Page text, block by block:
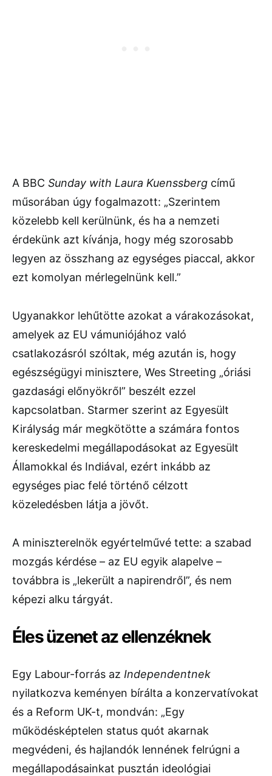
A BBC Sunday with Laura Kuenssberg című
műsorában úgy fogalmazott: „Szerintem
közelebb kell kerülnünk, és ha a nemzeti
érdekünk azt kívánja, hogy még szorosabb
legyen az összhang az egységes piaccal, akkor
ezt komolyan mérlegelnünk kell.”
Ugyanakkor lehűtötte azokat a várakozásokat,
amelyek az EU vámuniójához való
csatlakozásról szóltak, még azután is, hogy
egészségügyi minisztere, Wes Streeting „óriási
gazdasági előnyökről” beszélt ezzel
kapcsolatban. Starmer szerint az Egyesült
Királyság már megkötötte a számára fontos
kereskedelmi megállapodásokat az Egyesült
Államokkal és Indiával, ezért inkább az
egységes piac felé történő célzott
közeledésben látja a jövőt.
A miniszterelnök egyértelművé tette: a szabad
mozgás kérdése – az EU egyik alapelve –
továbbra is „lekerült a napirendről”, és nem
képezi alku tárgyát.
Éles üzenet az ellenzéknek
Egy Labour-forrás az Independentnek
nyilatkozva keményen bírálta a konzervatívokat
és a Reform UK-t, mondván: „Egy
működésképtelen status quót akarnak
megvédeni, és hajlandók lennének felrúgni a
megállapodásainkat pusztán ideológiai